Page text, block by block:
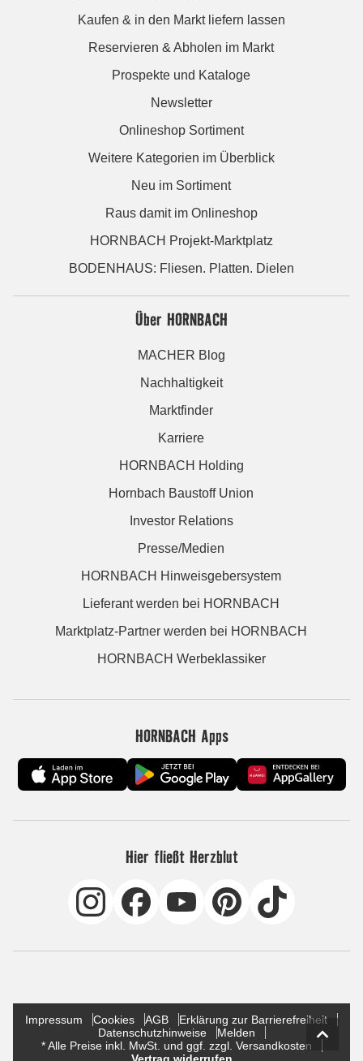
Kaufen & in den Markt liefern lassen
Reservieren & Abholen im Markt
Prospekte und Kataloge
Newsletter
Onlineshop Sortiment
Weitere Kategorien im Überblick
Neu im Sortiment
Raus damit im Onlineshop
HORNBACH Projekt-Marktplatz
BODENHAUS: Fliesen. Platten. Dielen
Über HORNBACH
MACHER Blog
Nachhaltigkeit
Marktfinder
Karriere
HORNBACH Holding
Hornbach Baustoff Union
Investor Relations
Presse/Medien
HORNBACH Hinweisgebersystem
Lieferant werden bei HORNBACH
Marktplatz-Partner werden bei HORNBACH
HORNBACH Werbeklassiker
HORNBACH Apps
Hier fließt Herzblut
Impressum Cookies AGB
Erklärung zur Barrierefreiheit
Datenschutzhinweise
Melden
* Alle Preise inkl. MwSt. und ggf. zzgl. Versandkosten